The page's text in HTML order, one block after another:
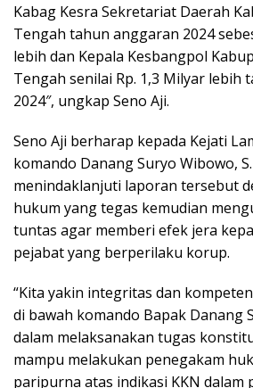
Kabag Kesra Sekretariat Daerah
Tengah tahun anggaran 2024
lebih dan Kepala Kesbangpol
Tengah senilai Rp. 1,3 Milyar lebih
2024″, ungkap Seno Aji.
Seno Aji berharap kepada Kejati
komando Danang Suryo Wibowo,
menindaklanjuti laporan tersebut
hukum yang tegas kemudian
tuntas agar memberi efek jera
pejabat yang berperilaku korup.
“Kita yakin integritas dan
di bawah komando Bapak Danang
dalam melaksanakan tugas
mampu melakukan penegakam
paripurna atas indikasi KKN dalam